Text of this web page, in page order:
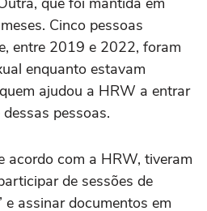
Cinco pessoas
entre 2019 e 2022, foram
enquanto estavam
ajudou a HRW a entrar
pessoas.
acordo com a HRW, tiveram
de sessões de
e assinar documentos em